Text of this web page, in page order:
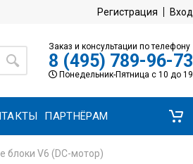
Регистрация Вход
Заказ и консультации по телефону
8 (495) 789-96-73
Понедельник-Пятница с 10 до 19
ПАРТНЁРАМ
блоки V6 (DC-мотор)